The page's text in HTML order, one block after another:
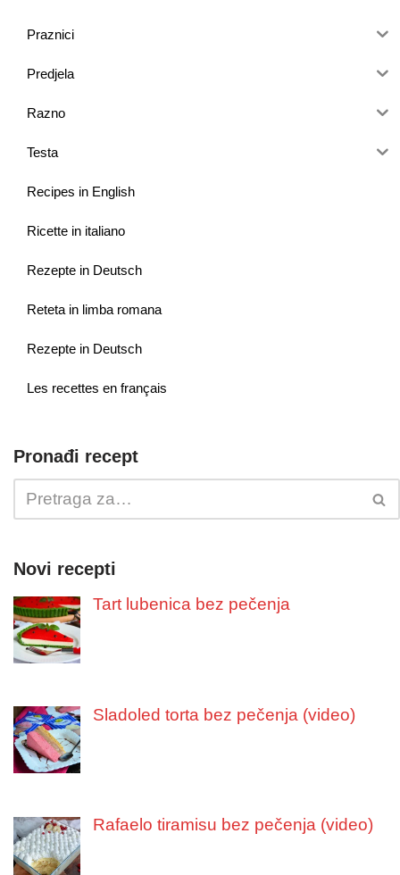
Praznici
Predjela
Razno
Testa
Recipes in English
Ricette in italiano
Rezepte in Deutsch
Reteta in limba romana
Rezepte in Deutsch
Les recettes en français
Pronađi recept
Novi recepti
Tart lubenica bez pečenja
Sladoled torta bez pečenja (video)
Rafaelo tiramisu bez pečenja (video)